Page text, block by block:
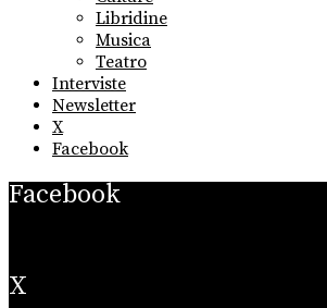
Libridine
Musica
Teatro
Interviste
Newsletter
X
Facebook
Facebook
X